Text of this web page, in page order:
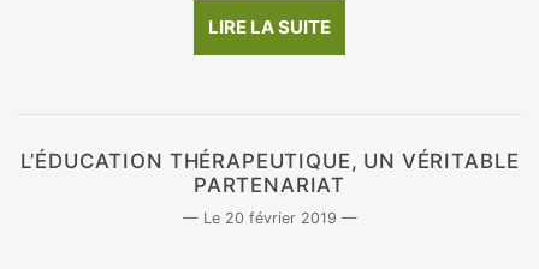
LIRE LA SUITE
L’ÉDUCATION THÉRAPEUTIQUE, UN VÉRITABLE
PARTENARIAT
20 février 2019